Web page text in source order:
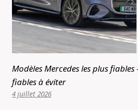
Modèles Mercedes les plus fiables
fiables à éviter
4 juillet 2026